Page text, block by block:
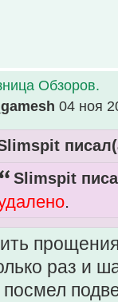
Обзоров.
04 ноя
Slimspit
.
раз и
посмел